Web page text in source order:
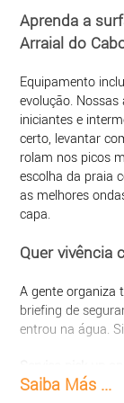
Aprenda a
Arraial do
Equipamento
evolução.
iniciantes e
certo, levantar
rolam nos picos
escolha da praia
as melhores
capa.
Quer vivência
A gente organiza
briefing de
entrou na água.
adicional,
Saiba Más ...